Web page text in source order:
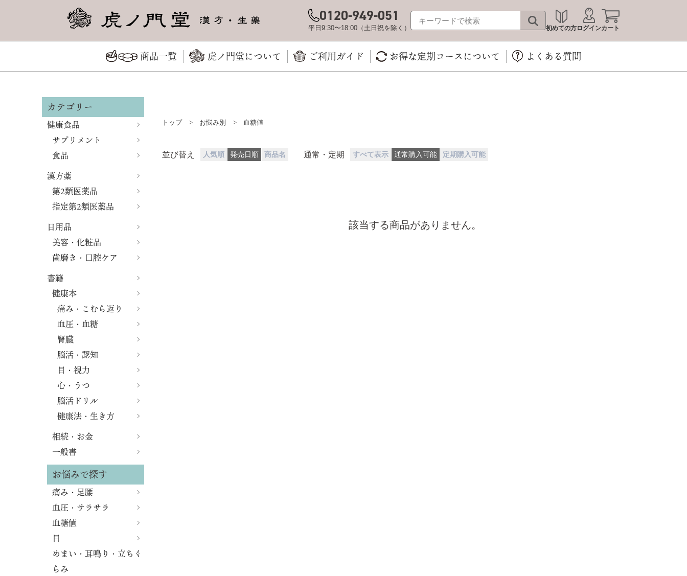
0120-949-051
平日9:30〜18:00（土日祝を除く） 初めての方ログインカート
商品一覧 虎ノ門堂について ご利用ガイド お得な定期コースについて よくある質問
カテゴリー
健康食品
サプリメント
食品
漢方薬
第2類医薬品
指定第2類医薬品
日用品
美容・化粧品
歯磨き・口腔ケア
書籍
健康本
痛み・こむら返り
血圧・血糖
腎臓
脳活・認知
目・視力
心・うつ
脳活ドリル
健康法・生き方
相続・お金
一般書
お悩みで探す
痛み・足腰
血圧・サラサラ
血糖値
目
めまい・耳鳴り・立ちく
らみ
トップ > お悩み別 > 血糖値
並び替え 人気順 発売日順 商品名 通常・定期 すべて表示 通常購入可能 定期購入可能
該当する商品がありません。